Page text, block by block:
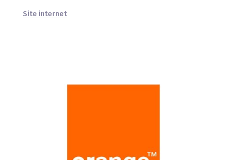
Site internet